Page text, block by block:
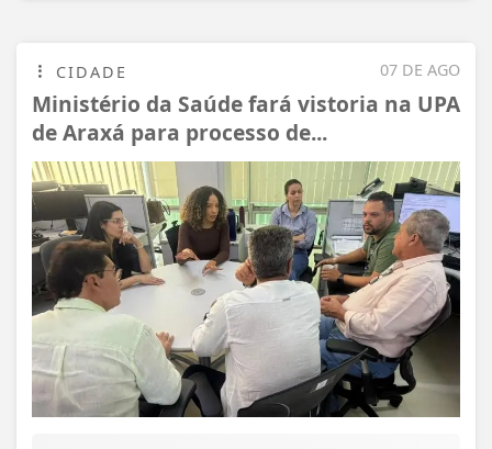
07 DE AGO
CIDADE
Ministério da Saúde fará vistoria na UPA
de Araxá para processo de...